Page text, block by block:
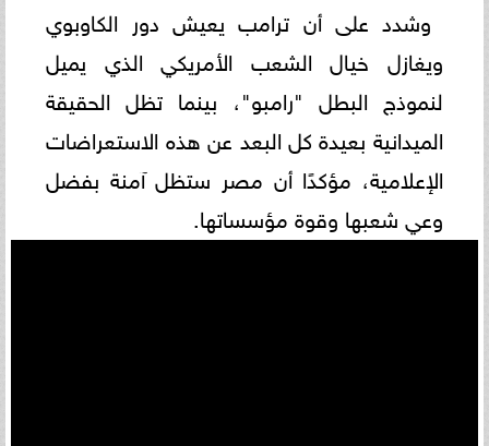
وشدد على أن ترامب يعيش دور الكاوبوي
ويغازل خيال الشعب الأمريكي الذي يميل
لنموذج البطل "رامبو"، بينما تظل الحقيقة
الميدانية بعيدة كل البعد عن هذه الاستعراضات
الإعلامية، مؤكدًا أن مصر ستظل آمنة بفضل
وعي شعبها وقوة مؤسساتها.